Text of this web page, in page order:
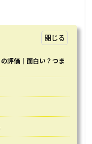
評価｜面白い？つま